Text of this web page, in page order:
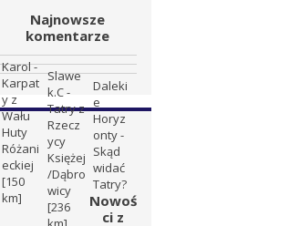
Najnowsze
komentarze
Karol-
Karpat
y z
Wału
Huty
Różani
eckiej
[150
km]
Slawe
k.C-
Tatry z
Rzecz
ycy
Księżej
/Dąbro
wicy
[236
Daleki
e
Horyz
onty-
Skąd
widać
Tatry?
Nowoś
ci z